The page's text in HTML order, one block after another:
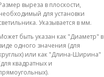
выреза в плоскости,
для установки
Указывается в мм.
быть указан как "Диаметр" в
одного значения (для
или как "Длина-Ширина"
квадратных и